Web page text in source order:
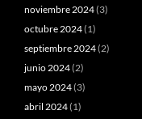
noviembre 2024(3)
octubre 2024(1)
septiembre 2024(2)
junio 2024(2)
mayo 2024(3)
abril 2024(1)